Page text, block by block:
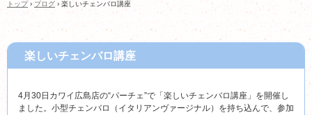
トップ › ブログ › 楽しいチェンバロ講座
楽しいチェンバロ講座
4月30日カワイ広島店の“パーチェ”で「楽しいチェンバロ講座」を開催し
ました。小型チェンバロ（イタリアンヴァージナル）を持ち込んで、参加